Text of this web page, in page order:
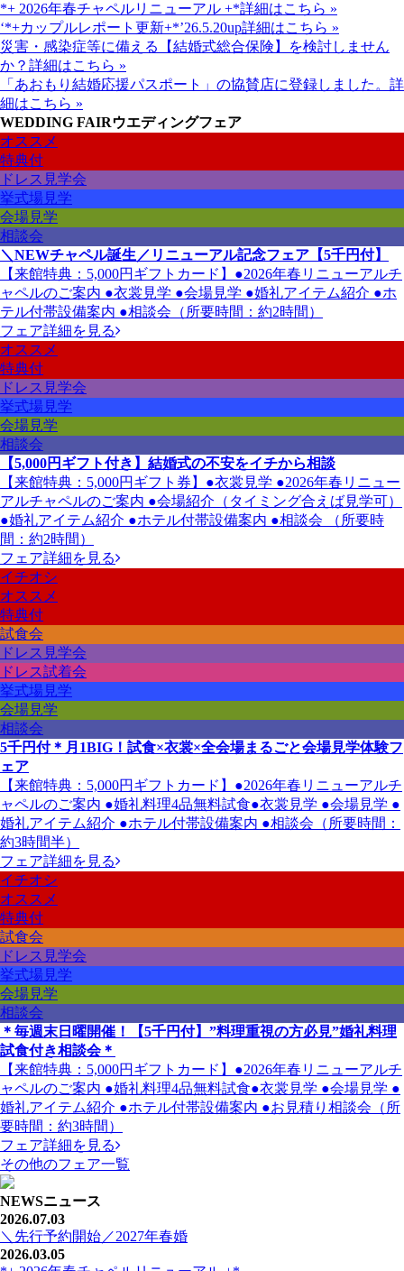
*+ 2026年春チャペルリニューアル +*詳細はこちら »
‘*+カップルレポート更新+*’26.5.20up詳細はこちら »
災害・感染症等に備える【結婚式総合保険】を検討しません
か？ 詳細はこちら »
「あおもり結婚応援パスポート」の協賛店に登録しました。 詳
細はこちら »
WEDDING FAIRウエディングフェア
オススメ
特典付
ドレス見学会
挙式場見学
会場見学
相談会
＼NEWチャペル誕生／リニューアル記念フェア【5千円付】
【来館特典：5,000円ギフトカード】●2026年春リニューアルチ
ャペルのご案内 ●衣裳見学 ●会場見学 ●婚礼アイテム紹介 ●ホ
テル付帯設備案内 ●相談会（所要時間：約2時間）
フェア詳細を見る
オススメ
特典付
ドレス見学会
挙式場見学
会場見学
相談会
【5,000円ギフト付き】結婚式の不安をイチから相談
【来館特典：5,000円ギフト券】●衣裳見学 ●2026年春リニュー
アルチャペルのご案内 ●会場紹介（タイミング合えば見学可）
●婚礼アイテム紹介 ●ホテル付帯設備案内 ●相談会 （所要時
間：約2時間）
フェア詳細を見る
イチオシ
オススメ
特典付
試食会
ドレス見学会
ドレス試着会
挙式場見学
会場見学
相談会
5千円付＊月1BIG！試食×衣裳×全会場まるごと会場見学体験フ
ェア
【来館特典：5,000円ギフトカード】●2026年春リニューアルチ
ャペルのご案内 ●婚礼料理4品無料試食●衣裳見学 ●会場見学 ●
婚礼アイテム紹介 ●ホテル付帯設備案内 ●相談会（所要時間：
約3時間半）
フェア詳細を見る
イチオシ
オススメ
特典付
試食会
ドレス見学会
挙式場見学
会場見学
相談会
＊毎週末日曜開催！【5千円付】”料理重視の方必見”婚礼料理
試食付き相談会＊
【来館特典：5,000円ギフトカード】●2026年春リニューアルチ
ャペルのご案内 ●婚礼料理4品無料試食●衣裳見学 ●会場見学 ●
婚礼アイテム紹介 ●ホテル付帯設備案内 ●お見積り相談会（所
要時間：約3時間）
フェア詳細を見る
その他のフェア一覧
NEWSニュース
2026.07.03
＼先行予約開始／2027年春婚
2026.03.05